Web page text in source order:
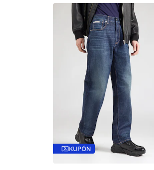
KUPÓN